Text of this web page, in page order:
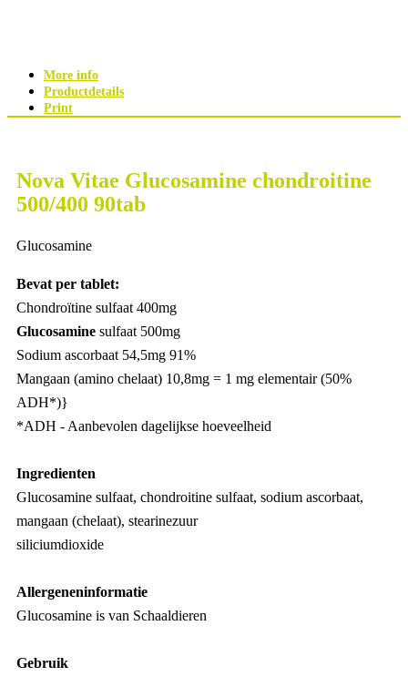
More info
Productdetails
Print
Nova Vitae Glucosamine chondroitine
500/400 90tab
Glucosamine
Bevat per tablet:
Chondroïtine sulfaat 400mg
Glucosamine sulfaat 500mg
Sodium ascorbaat 54,5mg 91%
Mangaan (amino chelaat) 10,8mg = 1 mg elementair (50%
ADH*)}
*ADH - Aanbevolen dagelijkse hoeveelheid
Ingredienten
Glucosamine sulfaat, chondroitine sulfaat, sodium ascorbaat,
mangaan (chelaat), stearinezuur
siliciumdioxide
Allergeneninformatie
Glucosamine is van Schaaldieren
Gebruik